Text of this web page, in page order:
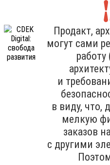
Продакт,
могут сами
и
в виду, что,
мелкую
заказов
с другими